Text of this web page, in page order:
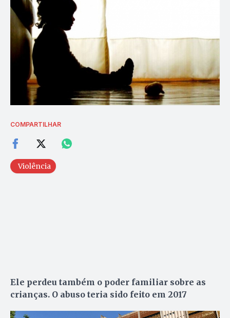
COMPARTILHAR
Violência
Ele perdeu também o poder familiar sobre as
crianças. O abuso teria sido feito em 2017